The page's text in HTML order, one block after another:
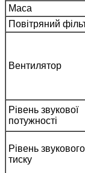
Маса
Повітряний
Вентилятор
Рівень звукової
потужності
Рівень звукового
тиску